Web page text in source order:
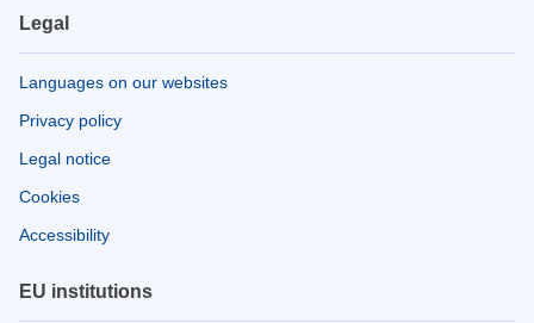
Legal
Languages on our websites
Privacy policy
Legal notice
Cookies
Accessibility
EU institutions